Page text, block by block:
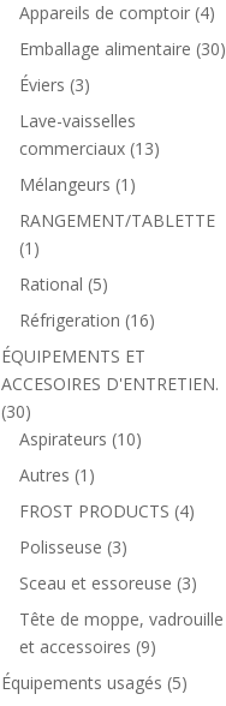
Appareils de comptoir (4)
Emballage alimentaire (30)
Éviers (3)
Lave-vaisselles
commerciaux (13)
Mélangeurs (1)
RANGEMENT/TABLETTE
(1)
Rational (5)
Réfrigeration (16)
ÉQUIPEMENTS ET
ACCESOIRES D'ENTRETIEN.
(30)
Aspirateurs (10)
Autres (1)
FROST PRODUCTS (4)
Polisseuse (3)
Sceau et essoreuse (3)
Tête de moppe, vadrouille
et accessoires (9)
Équipements usagés (5)